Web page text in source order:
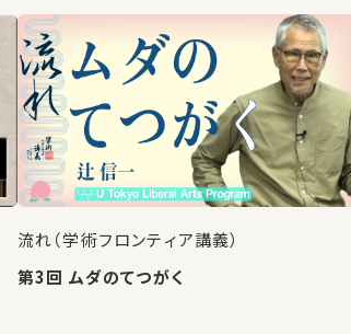
流れ（学術フロンティア講義）
第3回 ムダのてつがく